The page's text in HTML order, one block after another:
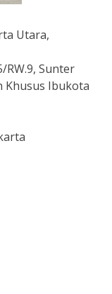
Utara,
RW.9, Sunter
Khusus Ibukota